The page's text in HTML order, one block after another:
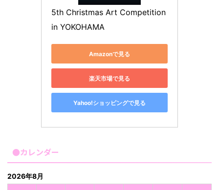
5th Christmas Art Competition
in YOKOHAMA
Amazonで見る
楽天市場で見る
Yahoo!ショッピングで見る
●カレンダー
2026年8月